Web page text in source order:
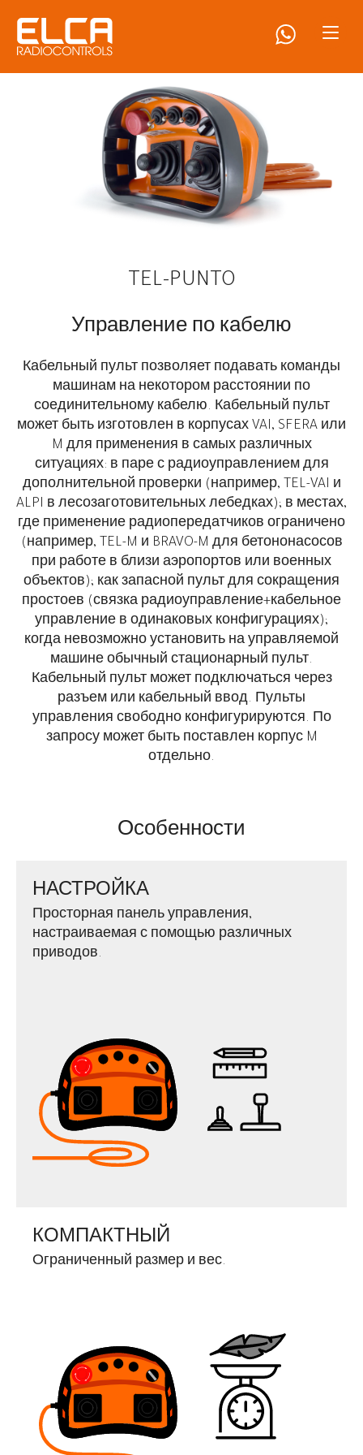
TEL-PUNTO
Управление по кабелю
Кабельный пульт позволяет подавать команды
машинам на некотором расстоянии по
соединительному кабелю. Кабельный пульт
может быть изготовлен в корпусах VAI, SFERA или
M для применения в самых различных
ситуациях: в паре с радиоуправлением для
дополнительной проверки (например, TEL-VAI и
ALPI в лесозаготовительных лебедках); в местах,
где применение радиопередатчиков ограничено
(например, TEL-M и BRAVO-M для бетононасосов
при работе в близи аэропортов или военных
объектов); как запасной пульт для сокращения
простоев (связка радиоуправление+кабельное
управление в одинаковых конфигурациях);
когда невозможно установить на управляемой
машине обычный стационарный пульт.
Кабельный пульт может подключаться через
разъем или кабельный ввод. Пульты
управления свободно конфигурируются. По
запросу может быть поставлен корпус M
отдельно.
Особенности
НАСТРОЙКА
Просторная панель управления,
настраиваемая с помощью различных
приводов.
КОМПАКТНЫЙ
Ограниченный размер и вес.